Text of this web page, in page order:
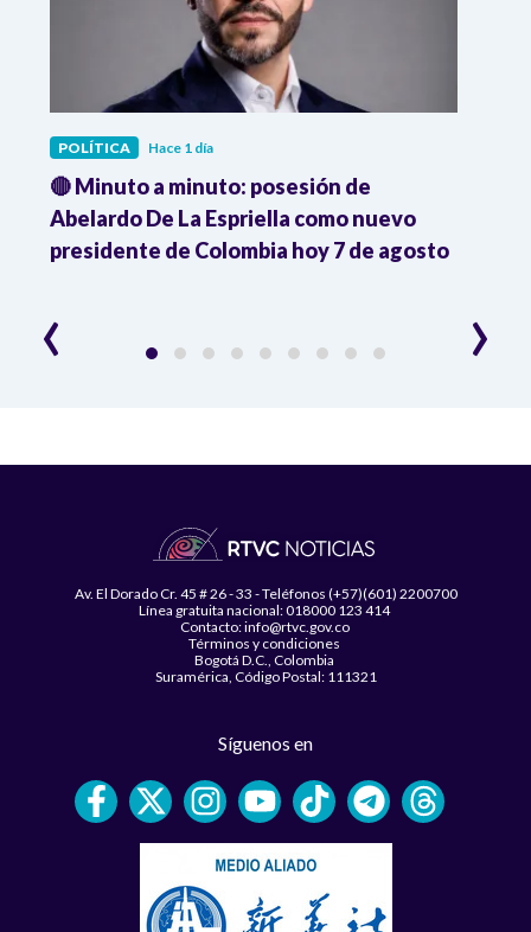
POLÍTICA Hace 1 día
🔴 Minuto a minuto: posesión de
Abelardo De La Espriella como nuevo
presidente de Colombia hoy 7 de agosto
‹ ›
Av. El Dorado Cr. 45 # 26 - 33 - Teléfonos (+57)(601) 2200700
Línea gratuita nacional: 018000 123 414
Contacto: info@rtvc.gov.co
Términos y condiciones
Bogotá D.C., Colombia
Suramérica, Código Postal: 111321
Síguenos en